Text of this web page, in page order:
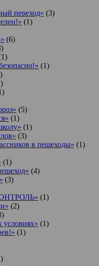
переход» (3)
(1)
(6)
(1)
(5)
(1)
(1)
(3)
в пешеходы» (1)
(1)
(4)
(3)
(1)
(2)
условиях» (1)
(1)